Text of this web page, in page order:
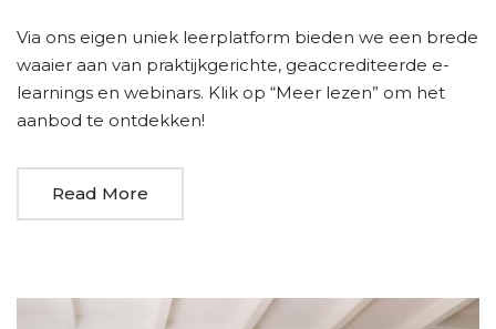
Via ons eigen uniek leerplatform bieden we een brede
waaier aan van praktijkgerichte, geaccrediteerde e-
learnings en webinars. Klik op “Meer lezen” om het
aanbod te ontdekken!
Read More